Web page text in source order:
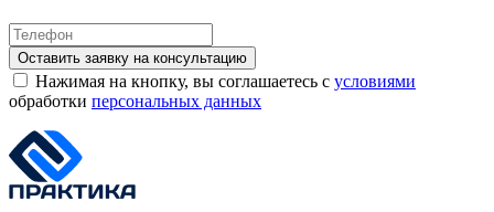
Оставить заявку на консультацию
Нажимая на кнопку, вы соглашаетесь с условиями
обработки персональных данных